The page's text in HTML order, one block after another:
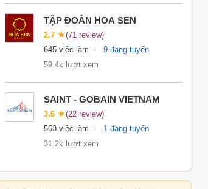
TẬP ĐOÀN HOA SEN
2.7 ★(71 review)
645 việc làm
9 đang tuyển
59.4k lượt xem
SAINT - GOBAIN VIETNAM
3.6 ★(22 review)
563 việc làm
1 đang tuyển
31.2k lượt xem